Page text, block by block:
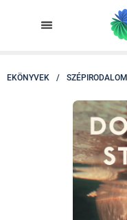
EKÖNYVEK / SZÉPIRODALOM